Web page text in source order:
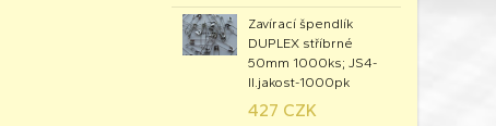
Zavírací špendlík
DUPLEX stříbrné
50mm 1000ks; JS4-
II.jakost-1000pk
427 CZK